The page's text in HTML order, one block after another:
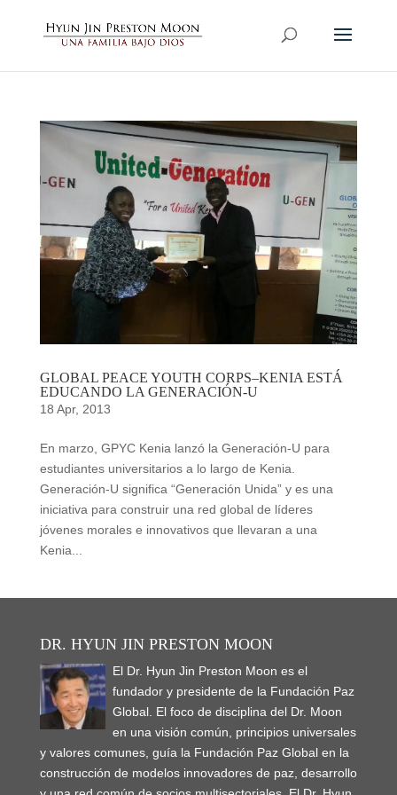
GLOBAL PEACE YOUTH CORPS–KENIA ESTÁ
EDUCANDO LA GENERACIÓN-U
18 Apr, 2013
En marzo, GPYC Kenia lanzó la Generación-U para
estudiantes universitarios a lo largo de Kenia.
Generación-U significa “Generación Unida” y es una
iniciativa para construir una red global de líderes
jóvenes morales e innovativos que llevaran a una
Kenia...
DR. HYUN JIN PRESTON MOON
El Dr. Hyun Jin Preston Moon es el
fundador y presidente de la Fundación Paz
Global. El foco de disciplina del Dr. Moon
en una visión común, principios universales
y valores comunes, guía la Fundación Paz Global en la
construcción de modelos innovadores de paz, desarrollo